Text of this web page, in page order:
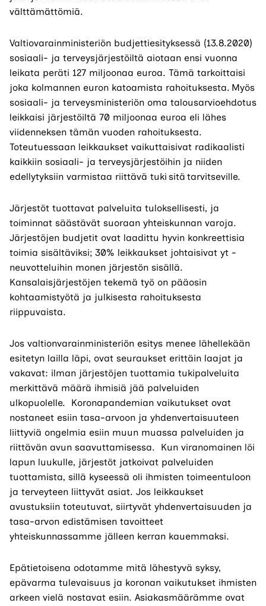
välttämättömiä.
Valtiovarainministeriön budjettiesityksessä (13.8.2020)
sosiaali- ja terveysjärjestöiltä aiotaan ensi vuonna
leikata peräti 127 miljoonaa euroa. Tämä tarkoittaisi
joka kolmannen euron katoamista rahoituksesta. Myös
sosiaali- ja terveysministeriön oma talousarvioehdotus
leikkaisi järjestöiltä 70 miljoonaa euroa eli lähes
viidenneksen tämän vuoden rahoituksesta.
Toteutuessaan leikkaukset vaikuttaisivat radikaalisti
kaikkiin sosiaali- ja terveysjärjestöihin ja niiden
edellytyksiin varmistaa riittävä tuki sitä tarvitseville.
Järjestöt tuottavat palveluita tuloksellisesti, ja
toiminnat säästävät suoraan yhteiskunnan varoja.
Järjestöjen budjetit ovat laadittu hyvin konkreettisia
toimia sisältäviksi; 30% leikkaukset johtaisivat yt -
neuvotteluihin monen järjestön sisällä.
Kansalaisjärjestöjen tekemä työ on pääosin
kohtaamistyötä ja julkisesta rahoituksesta
riippuvaista.
Jos valtionvarainministeriön esitys menee lähellekään
esitetyn lailla läpi, ovat seuraukset erittäin laajat ja
vakavat: ilman järjestöjen tuottamia tukipalveluita
merkittävä määrä ihmisiä jää palveluiden
ulkopuolelle. Koronapandemian vaikutukset ovat
nostaneet esiin tasa-arvoon ja yhdenvertaisuuteen
liittyviä ongelmia esiin muun muassa palveluiden ja
riittävän avun saavuttamisessa. Kun viranomainen löi
lapun luukulle, järjestöt jatkoivat palveluiden
tuottamista, sillä kyseessä oli ihmisten toimeentuloon
ja terveyteen liittyvät asiat. Jos leikkaukset
avustuksiin toteutuvat, siirtyvät yhdenvertaisuuden ja
tasa-arvon edistämisen tavoitteet
yhteiskunnassamme jälleen kerran kauemmaksi.
Epätietoisena odotamme mitä lähestyvä syksy,
epävarma tulevaisuus ja koronan vaikutukset ihmisten
arkeen vielä nostavat esiin. Asiakasmäärämme ovat